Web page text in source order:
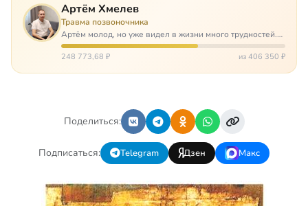
Артём Хмелев
Травма позвоночника
Артём молод, но уже видел в жизни много трудностей.
Он сирота, привык заботится о себе сам, но, когда
случилось несчастье, и он был парализован – остался на
248 773,68 ₽ из 406 350 ₽
Поделиться:
Подписаться: Telegram Дзен Макс